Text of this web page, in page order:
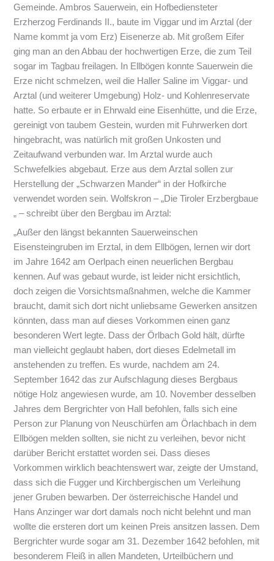
Gemeinde. Ambros Sauerwein, ein Hofbediensteter
Erzherzog Ferdinands II., baute im Viggar und im Arztal (der
Name kommt ja vom Erz) Eisenerze ab. Mit großem Eifer
ging man an den Abbau der hochwertigen Erze, die zum Teil
sogar im Tagbau freilagen. In Ellbögen konnte Sauerwein die
Erze nicht schmelzen, weil die Haller Saline im Viggar- und
Arztal (und weiterer Umgebung) Holz- und Kohlenreservate
hatte. So erbaute er in Ehrwald eine Eisenhütte, und die Erze,
gereinigt von taubem Gestein, wurden mit Fuhrwerken dort
hingebracht, was natürlich mit großen Unkosten und
Zeitaufwand verbunden war. Im Arztal wurde auch
Schwefelkies abgebaut. Erze aus dem Arztal sollen zur
Herstellung der „Schwarzen Mander“ in der Hofkirche
verwendet worden sein. Wolfskron – „Die Tiroler Erzbergbaue
„ – schreibt über den Bergbau im Arztal:
„Außer den längst bekannten Sauerweinschen
Eisensteingruben im Erztal, in dem Ellbögen, lernen wir dort
im Jahre 1642 am Oerlpach einen neuerlichen Bergbau
kennen. Auf was gebaut wurde, ist leider nicht ersichtlich,
doch zeigen die Vorsichtsmaßnahmen, welche die Kammer
braucht, damit sich dort nicht unliebsame Gewerken ansitzen
könnten, dass man auf dieses Vorkommen einen ganz
besonderen Wert legte. Dass der Örlbach Gold hält, dürfte
man vielleicht geglaubt haben, dort dieses Edelmetall im
anstehenden zu treffen. Es wurde, nachdem am 24.
September 1642 das zur Aufschlagung dieses Bergbaus
nötige Holz angewiesen wurde, am 10. November desselben
Jahres dem Bergrichter von Hall befohlen, falls sich eine
Person zur Planung von Neuschürfen am Örlachbach in dem
Ellbögen melden sollten, sie nicht zu verleihen, bevor nicht
darüber Bericht erstattet worden sei. Dass dieses
Vorkommen wirklich beachtenswert war, zeigte der Umstand,
dass sich die Fugger und Kirchbergischen um Verleihung
jener Gruben bewarben. Der österreichische Handel und
Hans Anzinger war dort damals noch nicht belehnt und man
wollte die ersteren dort um keinen Preis ansitzen lassen. Dem
Bergrichter wurde sogar am 31. Dezember 1642 befohlen, mit
besonderem Fleiß in allen Mandeten, Urteilbüchern und